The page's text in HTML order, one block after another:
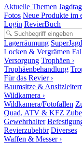
Aktuelle Themen
Fotos Neue Produkte im
Login RevierBuch
Lagerräumung
Locken & Vergrämen
Versorgung Trophäen ›
Trophäenbehandlung
Für das Revier ›
Baumsitze &
Wildkamera ›
Wildkamera/Fotofallen
Quad, ATV & KFZ
Gewehrhalter
Revierzubehör Diverses
Waffen & Messer ›